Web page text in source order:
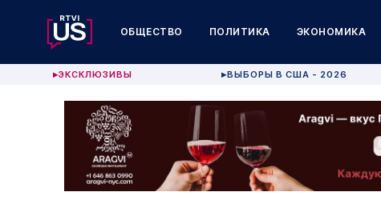
ОБЩЕСТВО ПОЛИТИКА ЭКОНОМИКА
▶ЭКСКЛЮЗИВЫ ▶ВЫБОРЫ В США - 2026